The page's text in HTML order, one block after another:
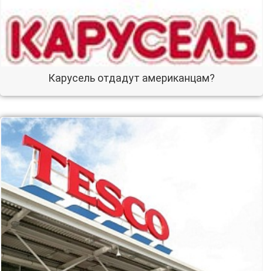
Карусель отдадут американцам?